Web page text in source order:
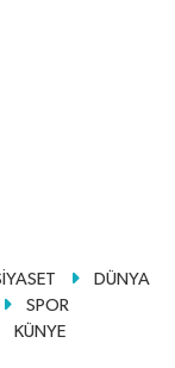
DÜNYA
SPOR
KÜNYE